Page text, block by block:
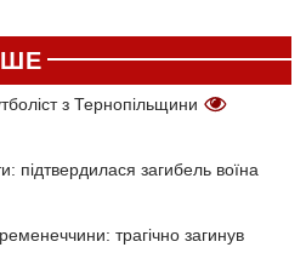
з Тернопільщини
підтвердилася загибель воїна
трагічно загинув